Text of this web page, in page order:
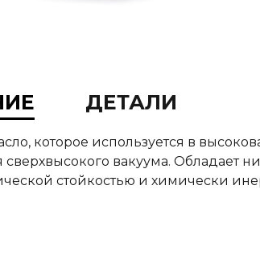
ДЕТАЛИ
которое используется в
сверхвысокого вакуума. Обладает
стойкостью и химически